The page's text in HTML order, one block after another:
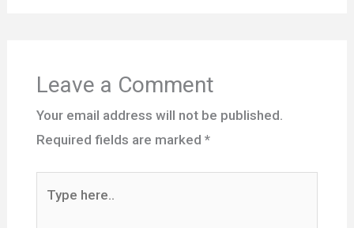
Leave a Comment
Your email address will not be published.
Required fields are marked *